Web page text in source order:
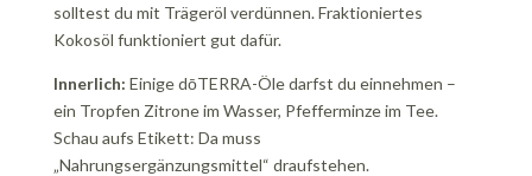
solltest du mit Trägeröl verdünnen. Fraktioniertes
Kokosöl funktioniert gut dafür.
Innerlich: Einige dōTERRA-Öle darfst du einnehmen –
ein Tropfen Zitrone im Wasser, Pfefferminze im Tee.
Schau aufs Etikett: Da muss
„Nahrungsergänzungsmittel“ draufstehen.